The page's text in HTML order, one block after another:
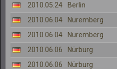
2010.05.24
Berlin
2010.06.04
Nuremberg
2010.06.04
Nuremberg
2010.06.06
Nürburg
2010.06.06
Nürburg